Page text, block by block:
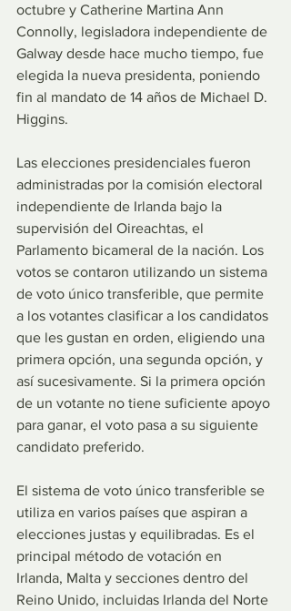
octubre y Catherine Martina Ann
Connolly, legisladora independiente de
Galway desde hace mucho tiempo, fue
elegida la nueva presidenta, poniendo
fin al mandato de 14 años de Michael D.
Higgins.
Las elecciones presidenciales fueron
administradas por la comisión electoral
independiente de Irlanda bajo la
supervisión del Oireachtas, el
Parlamento bicameral de la nación. Los
votos se contaron utilizando un sistema
de voto único transferible, que permite
a los votantes clasificar a los candidatos
que les gustan en orden, eligiendo una
primera opción, una segunda opción, y
así sucesivamente. Si la primera opción
de un votante no tiene suficiente apoyo
para ganar, el voto pasa a su siguiente
candidato preferido.
El sistema de voto único transferible se
utiliza en varios países que aspiran a
elecciones justas y equilibradas. Es el
principal método de votación en
Irlanda, Malta y secciones dentro del
Reino Unido, incluidas Irlanda del Norte